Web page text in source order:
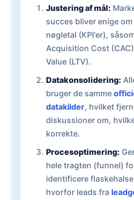
Justering af mål:
succes bliver enige
nøgletal (KPI'er),
Acquisition Cost
Value (LTV).
Datakonsolidering:
bruger de samme
datakilder, hvilket
diskussioner om,
korrekte.
Procesoptimering:
hele tragten (funnel)
identificere
hvorfor leads fra